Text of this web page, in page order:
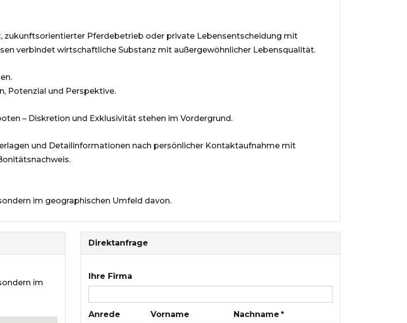
zukunftsorientierter Pferdebetrieb oder private Lebensentscheidung mit
verbindet wirtschaftliche Substanz mit außergewöhnlicher Lebensqualität.
Potenzial und Perspektive.
– Diskretion und Exklusivität stehen im Vordergrund.
und Detailinformationen nach persönlicher Kontaktaufnahme mit
im geographischen Umfeld davon.
im
Direktanfrage
Ihre Firma
Anrede Vorname Nachname *